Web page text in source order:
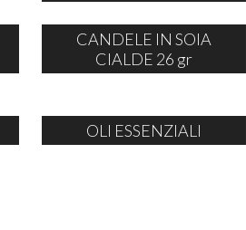
CANDELE IN SOIA
CIALDE 26 gr
OLI ESSENZIALI